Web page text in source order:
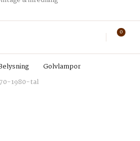
0
Golvlampor
1980-tal